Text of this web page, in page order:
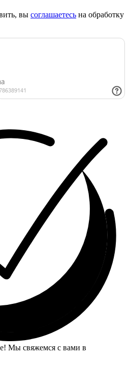
вы соглашаетесь на обработку
Мы свяжемся с вами в